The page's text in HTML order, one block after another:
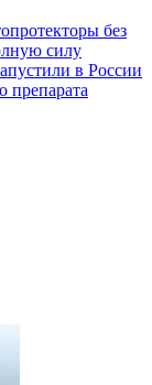
без
силу
в России
препарата